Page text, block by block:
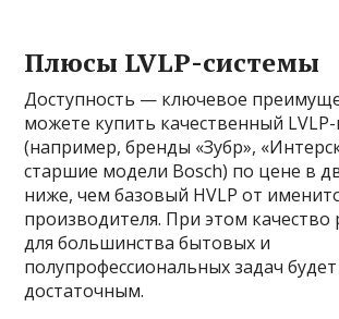
Плюсы LVLP-системы
Доступность — ключевое
можете купить качественный
(например, бренды «Зубр»,
старшие модели Bosch) по цене в
ниже, чем базовый HVLP от
производителя. При этом качество
для большинства бытовых и
полупрофессиональных задач
достаточным.